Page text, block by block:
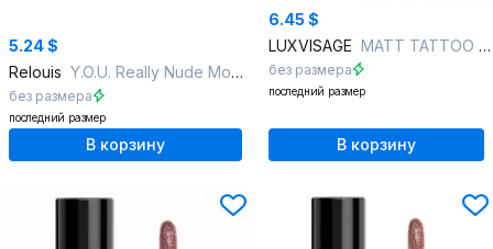
5.24 $
Relouis Y.O.U. Really Nude Mood тон:07 trendy
без размера
последний размер
В корзину
6.45 $
LUXVISAGE MATT TATTOO NO TRANSFER 12H , 129 тон
без размера
последний размер
В корзину